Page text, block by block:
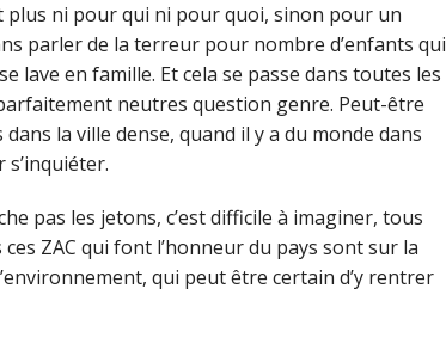
plus ni pour qui ni pour quoi, sinon pour un
parler de la terreur pour nombre d’enfants qui
lave en famille. Et cela se passe dans toutes les
neutres question genre. Peut-être
la ville dense, quand il y a du monde dans
pas les jetons, c’est difficile à imaginer, tous
ZAC qui font l’honneur du pays sont sur la
qui peut être certain d’y rentrer